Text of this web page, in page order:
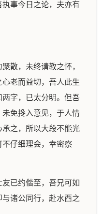
事今日之论，夫亦有
散，未终请教之怀，
老而益切，吾人此生
字，已太分明。但吾
免搀入意见，于人情
之，所以大段不能光
仔细理会，幸密察
已约偕至，吾兄可如
诸公同行，赴水西之